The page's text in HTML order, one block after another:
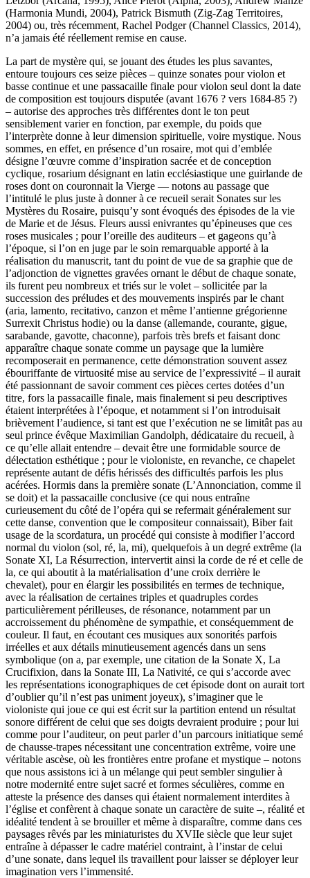
(Harmonia Mundi, 2004), Patrick Bismuth (Zig-Zag Territoires,
2004) ou, très récemment, Rachel Podger (Channel Classics, 2014),
n’a jamais été réellement remise en cause.
La part de mystère qui, se jouant des études les plus savantes,
entoure toujours ces seize pièces – quinze sonates pour violon et
basse continue et une passacaille finale pour violon seul dont la date
de composition est toujours disputée (avant 1676 ? vers 1684-85 ?)
– autorise des approches très différentes dont le ton peut
sensiblement varier en fonction, par exemple, du poids que
l’interprète donne à leur dimension spirituelle, voire mystique. Nous
sommes, en effet, en présence d’un rosaire, mot qui d’emblée
désigne l’œuvre comme d’inspiration sacrée et de conception
cyclique, rosarium désignant en latin ecclésiastique une guirlande de
roses dont on couronnait la Vierge — notons au passage que
l’intitulé le plus juste à donner à ce recueil serait Sonates sur les
Mystères du Rosaire, puisqu’y sont évoqués des épisodes de la vie
de Marie et de Jésus. Fleurs aussi enivrantes qu’épineuses que ces
roses musicales ; pour l’oreille des auditeurs – et gageons qu’à
l’époque, si l’on en juge par le soin remarquable apporté à la
réalisation du manuscrit, tant du point de vue de sa graphie que de
l’adjonction de vignettes gravées ornant le début de chaque sonate,
ils furent peu nombreux et triés sur le volet – sollicitée par la
succession des préludes et des mouvements inspirés par le chant
(aria, lamento, recitativo, canzon et même l’antienne grégorienne
Surrexit Christus hodie) ou la danse (allemande, courante, gigue,
sarabande, gavotte, chaconne), parfois très brefs et faisant donc
apparaître chaque sonate comme un paysage que la lumière
recomposerait en permanence, cette démonstration souvent assez
ébouriffante de virtuosité mise au service de l’expressivité – il aurait
été passionnant de savoir comment ces pièces certes dotées d’un
titre, fors la passacaille finale, mais finalement si peu descriptives
étaient interprétées à l’époque, et notamment si l’on introduisait
brièvement l’audience, si tant est que l’exécution ne se limitât pas au
seul prince évêque Maximilian Gandolph, dédicataire du recueil, à
ce qu’elle allait entendre – devait être une formidable source de
délectation esthétique ; pour le violoniste, en revanche, ce chapelet
représente autant de défis hérissés des difficultés parfois les plus
acérées. Hormis dans la première sonate (L’Annonciation, comme il
se doit) et la passacaille conclusive (ce qui nous entraîne
curieusement du côté de l’opéra qui se refermait généralement sur
cette danse, convention que le compositeur connaissait), Biber fait
usage de la scordatura, un procédé qui consiste à modifier l’accord
normal du violon (sol, ré, la, mi), quelquefois à un degré extrême (la
Sonate XI, La Résurrection, intervertit ainsi la corde de ré et celle de
la, ce qui aboutit à la matérialisation d’une croix derrière le
chevalet), pour en élargir les possibilités en termes de technique,
avec la réalisation de certaines triples et quadruples cordes
particulièrement périlleuses, de résonance, notamment par un
accroissement du phénomène de sympathie, et conséquemment de
couleur. Il faut, en écoutant ces musiques aux sonorités parfois
irréelles et aux détails minutieusement agencés dans un sens
symbolique (on a, par exemple, une citation de la Sonate X, La
Crucifixion, dans la Sonate III, La Nativité, ce qui s’accorde avec
les représentations iconographiques de cet épisode dont on aurait tort
d’oublier qu’il n’est pas uniment joyeux), s’imaginer que le
violoniste qui joue ce qui est écrit sur la partition entend un résultat
sonore différent de celui que ses doigts devraient produire ; pour lui
comme pour l’auditeur, on peut parler d’un parcours initiatique semé
de chausse-trapes nécessitant une concentration extrême, voire une
véritable ascèse, où les frontières entre profane et mystique – notons
que nous assistons ici à un mélange qui peut sembler singulier à
notre modernité entre sujet sacré et formes séculières, comme en
atteste la présence des danses qui étaient normalement interdites à
l’église et confèrent à chaque sonate un caractère de suite –, réalité et
idéalité tendent à se brouiller et même à disparaître, comme dans ces
paysages rêvés par les miniaturistes du XVIIe siècle que leur sujet
entraîne à dépasser le cadre matériel contraint, à l’instar de celui
d’une sonate, dans lequel ils travaillent pour laisser se déployer leur
imagination vers l’immensité.